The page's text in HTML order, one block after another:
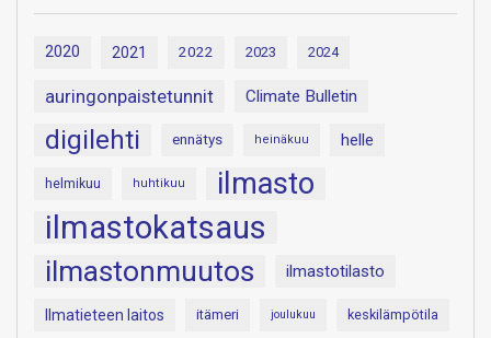
2020 2021 2022 2023 2024
auringonpaistetunnit Climate Bulletin
digilehti ennätys heinäkuu helle
helmikuu huhtikuu ilmasto
ilmastokatsaus
ilmastonmuutos ilmastotilasto
Ilmatieteen laitos itämeri joulukuu keskilämpötila